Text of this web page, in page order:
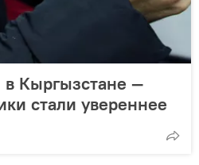
Кыргызстане —
стали увереннее